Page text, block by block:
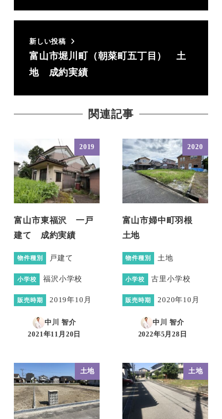
新しい投稿
富山市堀川町（朝菜町五丁目） 土
地 成約実績
関連記事
2019
富山市東福沢 一戸
建て 成約実績
物件種別 戸建て
小学校 福沢小学校
販売時期 2019年10月
中川 智介
投稿日
2021年11月20日
2020
富山市婦中町羽根
土地
物件種別 土地
小学校 古里小学校
販売時期 2020年10月
中川 智介
投稿日
2022年5月28日
土地 土地